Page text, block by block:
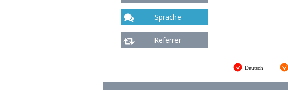
Sprache
Referrer
Deutsch